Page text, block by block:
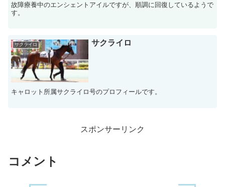
故障療養中のエンシェントアイルですが、順調に回復しているようで
す。
サクライロ サクライロ
キャロット所属サクライロ号のプロフィールです。
スポンサーリンク
コメント